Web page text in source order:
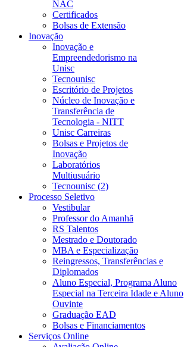
NAC
Certificados
Bolsas de Extensão
Inovação
Inovação e
Empreendedorismo na
Unisc
Tecnounisc
Escritório de Projetos
Núcleo de Inovação e
Transferência de
Tecnologia - NITT
Unisc Carreiras
Bolsas e Projetos de
Inovação
Laboratórios
Multiusuário
Tecnounisc (2)
Processo Seletivo
Vestibular
Professor do Amanhã
RS Talentos
Mestrado e Doutorado
MBA e Especialização
Reingressos, Transferências e
Diplomados
Aluno Especial, Programa Aluno
Especial na Terceira Idade e Aluno
Ouvinte
Graduação EAD
Bolsas e Financiamentos
Serviços Online